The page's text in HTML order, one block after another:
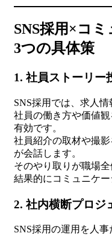
SNS採用×コ
3つの具体策
1. 社員ストーリー
SNS採用では、求人情
社員の働き方や価値
有効です。
社員紹介の取材や撮
が会話します。
そのやり取りが職場全
結果的にコミュニケー
2. 社内横断プロジ
SNS採用の運用を人事